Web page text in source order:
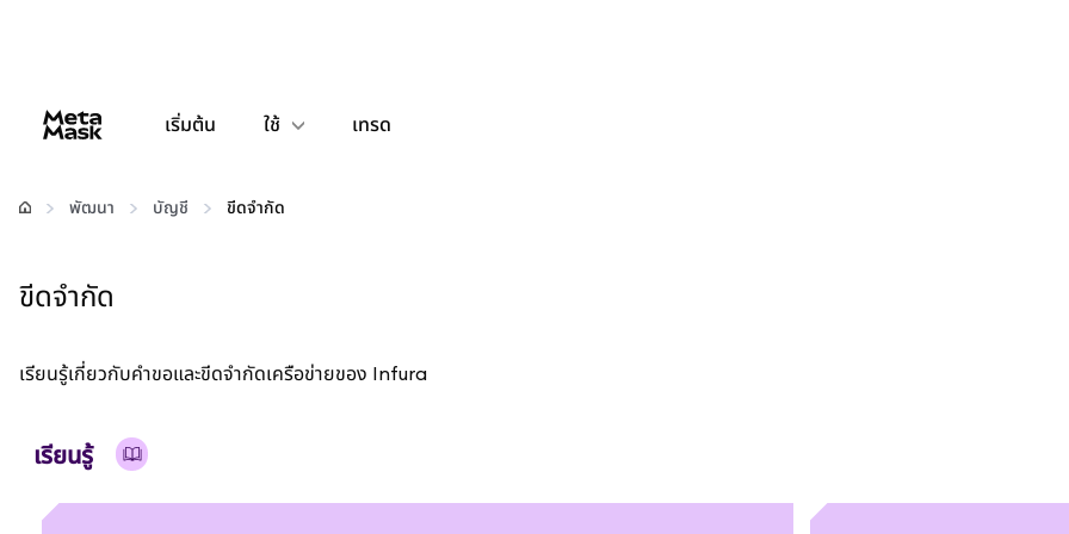
เริ่มต้น ใช้
กำหนดค่า
รักษาความปลอดภัย
เทรด
พัฒนา บัญชี ขีดจำกัด
ขีดจำกัด
เรียนรู้เกี่ยวกับคำขอและขีดจำกัดเครือข่ายของ Infura
เรียนรู้